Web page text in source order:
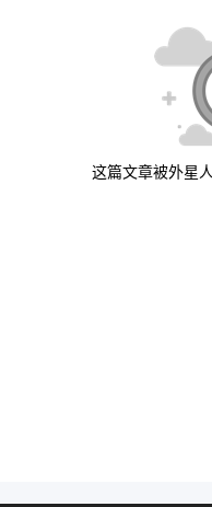
这篇文章被外星